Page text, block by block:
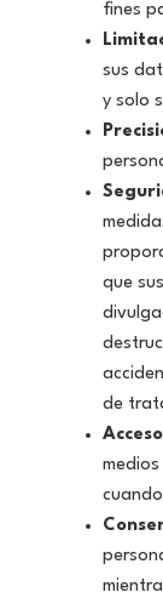
fines
sus
y solo
que
de